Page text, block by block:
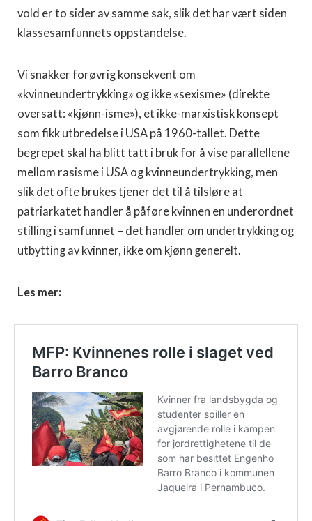
vold er to sider av samme sak, slik det har vært siden
klassesamfunnets oppstandelse.
Vi snakker forøvrig konsekvent om
«kvinneundertrykking» og ikke «sexisme» (direkte
oversatt: «kjønn-isme»), et ikke-marxistisk konsept
som fikk utbredelse i USA på 1960-tallet. Dette
begrepet skal ha blitt tatt i bruk for å vise parallellene
mellom rasisme i USA og kvinneundertrykking, men
slik det ofte brukes tjener det til å tilsløre at
patriarkatet handler å påføre kvinnen en underordnet
stilling i samfunnet – det handler om undertrykking og
utbytting av kvinner, ikke om kjønn generelt.
Les mer: